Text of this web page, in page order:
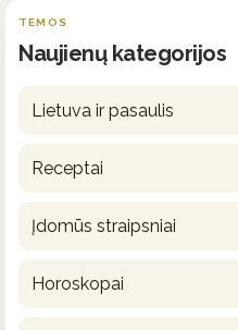
TEMOS
Naujienų kategorijos
Lietuva ir pasaulis
Receptai
Įdomūs straipsniai
Horoskopai